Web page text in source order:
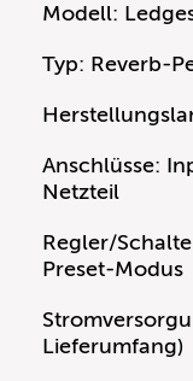
Modell:
Typ: Reverb-
Anschlüsse:
Netzteil
Regler/
Preset-Modus
Lieferumfang)